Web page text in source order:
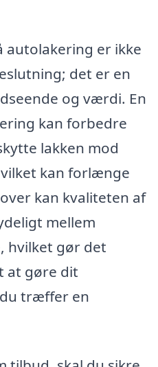
autolakering er ikke
det er en
og værdi. En
kan forbedre
lakken mod
kan forlænge
kan kvaliteten af
mellem
hvilket gør det
at gøre dit
træffer en